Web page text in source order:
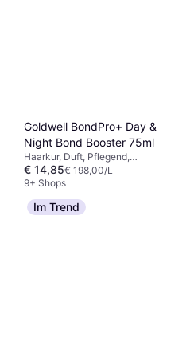
Goldwell BondPro+ Day &
Night Bond Booster 75ml
Haarkur, Duft, Pflegend,
Farbbewahrend, Reparierend,
Stärkend, Ohne Ausspülen, Glanz,
€ 14,85€ 198,00/L
9+ Shops
Im Trend